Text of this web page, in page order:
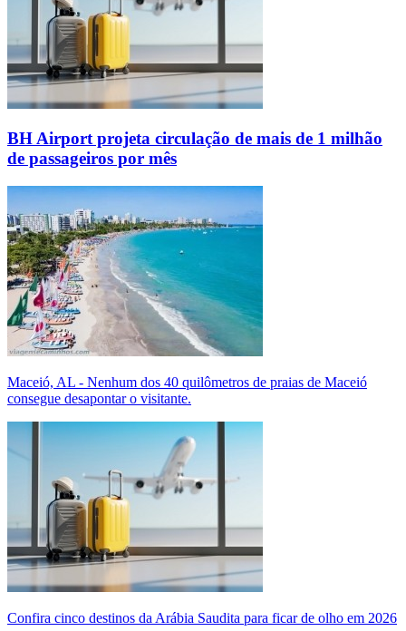
BH Airport projeta circulação de mais de 1 milhão
de passageiros por mês
Maceió, AL - Nenhum dos 40 quilômetros de praias de Maceió
consegue desapontar o visitante.
Confira cinco destinos da Arábia Saudita para ficar de olho em 2026